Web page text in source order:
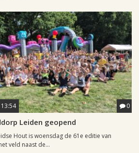
0
Leiden geopend
Hout is woensdag de 61e editie van
veld naast de...